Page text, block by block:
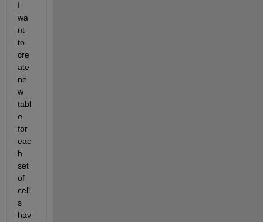
I
wa
nt
to
cre
ate
ne
w
tabl
e
for
eac
h
set
of
cell
s
hav